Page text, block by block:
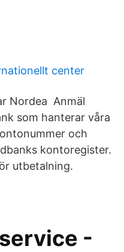
center
Nordea Anmäl
som hanterar våra
och
kontoregister.
utbetalning.
-